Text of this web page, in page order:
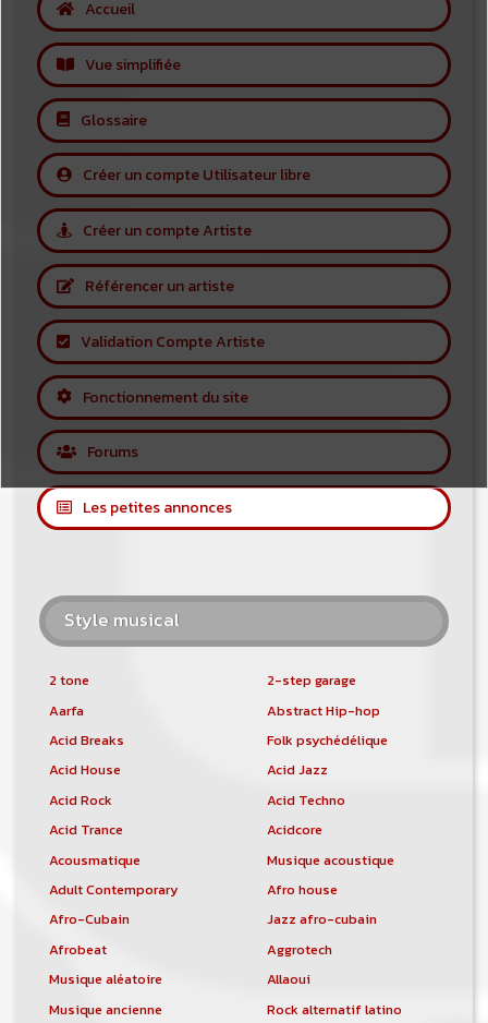
Accueil
Vue simplifiée
Glossaire
Créer un compte Utilisateur libre
Créer un compte Artiste
Référencer un artiste
Validation Compte Artiste
Fonctionnement du site
Forums
Les petites annonces
Style musical
2 tone
2-step garage
Aarfa
Abstract Hip-hop
Acid Breaks
Folk psychédélique
Acid House
Acid Jazz
Acid Rock
Acid Techno
Acid Trance
Acidcore
Acousmatique
Musique acoustique
Adult Contemporary
Afro house
Afro-Cubain
Jazz afro-cubain
Afrobeat
Aggrotech
Musique aléatoire
Allaoui
Musique ancienne
Rock alternatif latino